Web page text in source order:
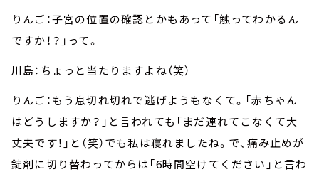
りんご：子宮の位置の確認とかもあって「触ってわかるん
ですか！？」って。
川島：ちょっと当たりますよね（笑）
りんご：もう息切れ切れで逃げようもなくて。「赤ちゃん
はどうしますか？」と言われても「まだ連れてこなくて大
丈夫です！」と（笑）でも私は寝れましたね。で、痛み止めが
錠剤に切り替わってからは「6時間空けてください」と言わ